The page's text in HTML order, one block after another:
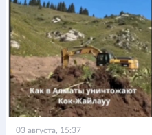
03 августа, 15:37